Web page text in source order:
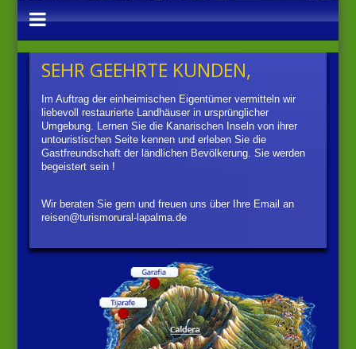
SEHR GEEHRTE KUNDEN,
Im Auftrag der einheimischen Eigentümer vermitteln wir
liebevoll restaurierte Landhäuser in ursprünglicher
Umgebung. Lernen Sie die Kanarischen Inseln von ihrer
untouristischen Seite kennen und erleben Sie die
Gastfreundschaft der ländlichen Bevölkerung. Sie werden
begeistert sein !
Wir beraten Sie gern und freuen uns über Ihre Email an
reisen@turismorural-lapalma.de